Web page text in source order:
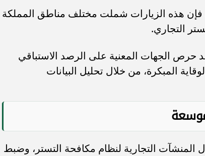
فإن هذه الزيارات شملت مختلف مناطق المملكة
التجاري.
حرص الجهات المعنية على الرصد الاستباقي
المبكرة، من خلال تحليل البيانات
المنشآت التجارية لنظام مكافحة التستر، وضبط
قطاع النقل إضافية من الفئة الأولى بقيمة 1.25 مليار...